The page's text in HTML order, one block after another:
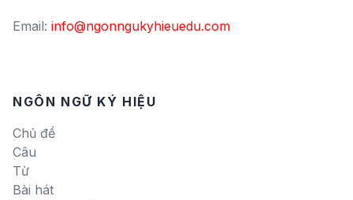
Email: info@ngonngukyhieuedu.com
NGÔN NGỮ KÝ HIỆU
Chủ đề
Câu
Từ
Bài hát